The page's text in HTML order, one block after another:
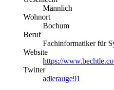
Männlich
Wohnort
Bochum
Beruf
Fachinformatiker für
Website
https://
Twitter
adlerauge91